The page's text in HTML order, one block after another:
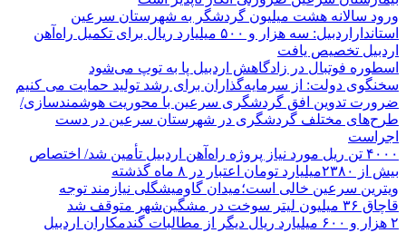
ورود سالانه هشت میلیون گردشگر به شهرستان سرعین
استانداراردبیل: سه هزار و ۵۰۰ میلیارد ریال برای تکمیل راه‌آهن
اردبیل تخصیص یافت
اسطوره فوتبال در زادگاهش اردبیل پا به توپ می‌شود
سخنگوی دولت: از سرمایه‌گذاران برای رشد تولید حمایت می کنیم
ضرورت تدوین افق گردشگری سرعین با محوریت هوشمندسازی/
طرح‌های مختلف گردشگری در شهرستان سرعین در دست
اجراست
۴۰۰۰ تن ریل مورد نیاز پروژه راه‌آهن اردبیل تأمین شد/ اختصاص
بیش از ۲۳۸۰میلیارد تومان اعتبار در ۸ ماه گذشته
ویترین سرعین خالی است؛میدان گاومیشگلی نیازمند توجه
قاچاق ۳۶ میلیون لیتر سوخت در مشگین‌شهر متوقف شد
۲ هزار و ۶۰۰‌ میلیارد ریال دیگر از مطالبات گندمکاران اردبیل